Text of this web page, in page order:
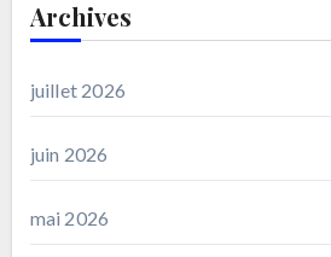
Archives
juillet 2026
juin 2026
mai 2026